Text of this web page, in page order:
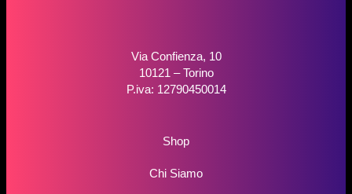
Via Confienza, 10
10121 – Torino
P.iva: 12790450014
Shop
Chi Siamo